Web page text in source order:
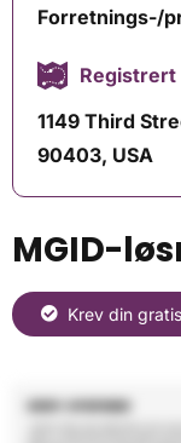
Forretnings-/
1149 Third
90403, USA
MGID-
Krev din